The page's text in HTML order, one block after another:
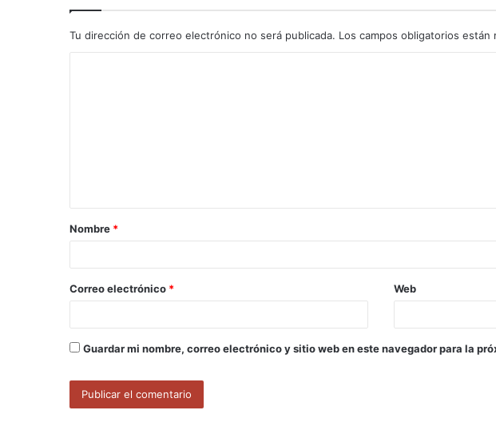
Tu dirección de correo electrónico no será publicada. Los campos obligatorios están
a
r
*
Nombre *
Correo electrónico * Web
Guardar mi nombre, correo electrónico y sitio web en este navegador para la